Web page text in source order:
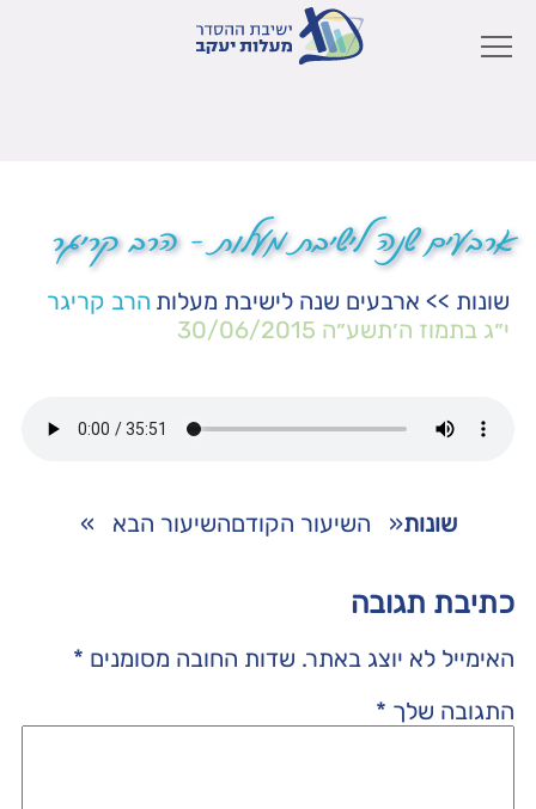
ארבעים שנה לישיבת מעלות – הרב קריגר
שונות >> ארבעים שנה לישיבת מעלות הרב קריגר
י״ג בתמוז ה׳תשע״ה 30/06/2015
שונות« השיעור הקודםהשיעור הבא »
כתיבת תגובה
האימייל לא יוצג באתר. שדות החובה מסומנים *
התגובה שלך *